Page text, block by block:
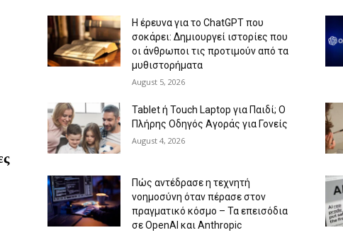
H έρευνα για το ChatGPT που
σοκάρει: Δημιουργεί ιστορίες που
οι άνθρωποι τις προτιμούν από τα
μυθιστορήματα
August 5, 2026
Tablet ή Touch Laptop για Παιδί; Ο
Πλήρης Οδηγός Αγοράς για Γονείς
August 4, 2026
Πώς αντέδρασε η τεχνητή
νοημοσύνη όταν πέρασε στον
πραγματικό κόσμο – Τα επεισόδια
σε OpenAI και Anthropic